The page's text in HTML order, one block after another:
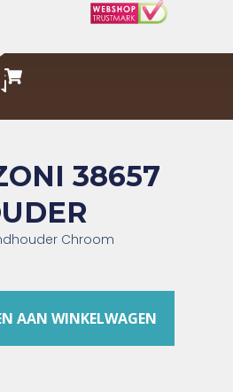
38657
Chroom
AAN WINKELWAGEN